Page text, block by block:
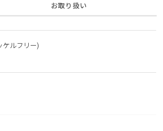
お取り扱い
ケルフリー)